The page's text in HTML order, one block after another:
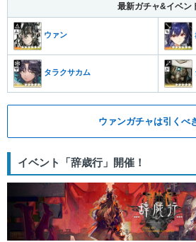
最新ガチャ&イベン
ウァン
タラクサカム
ウァンガチャは引くべ
イベント「辞歳行」開催！